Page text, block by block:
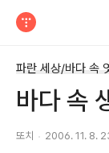
파란 세상/바다 속
바다 속
또치 2006. 11. 8.